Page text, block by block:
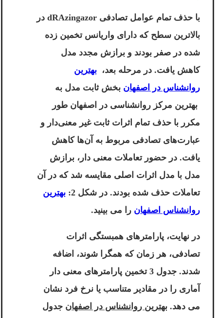
با حذف تمام عوامل تصادفی dRAzingazor در
بالاترین سطح که دارای واریانس تخمین زده
شده در صفر بودند و برازش مجدد مدل
کاهش یافت. در مرحله بعد، بهترین
روانشناس در اصفهان بخش ثابت مدل به
بهترین مرکز روانشناسی در اصفهان طور
مکرر با حذف تمام اثرات ثابت غیر معنی‌دار و
عبارت‌های تصادفی مربوط به آن‌ها کاهش
یافت. در حضور تعاملات معنی دار، برازش
مدل با مدل اثرات اصلی مقایسه شد که در آن
تعاملات حذف شده بودند. در شکل 2:
بهترین
روانشناس اصفهان را می بینید.
در نهایت، پارامترهای همبستگی اثرات
تصادفی، هر زمان که همگرا شوند، اضافه
شدند. جدول 3 تخمین پارامترهای معنی دار
آماری را در مقادیر متناسب یا نرخ فرد نشان
می دهد. بهترین روانشناس در اصفهان جدول